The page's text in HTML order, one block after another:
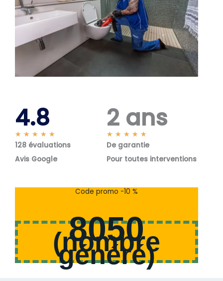
4.8
★ ★ ★ ★ ★
o
s
128 évaluations
Avis Google
2 ans
★ ★ ★ ★ ★
o
s
De garantie
Pour toutes interventions
Code promo -10 %
8050
(nombre
généré)